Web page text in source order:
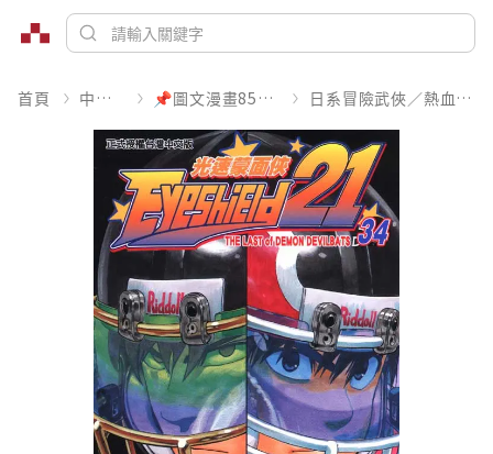
首頁 中文書 📌圖文漫畫85折起 日系冒險武俠／熱血運動